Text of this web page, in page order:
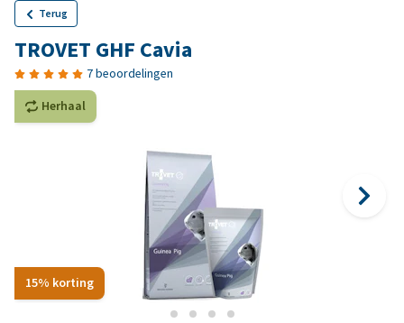
Terug
TROVET GHF Cavia
7 beoordelingen
15% korting
Herhaal